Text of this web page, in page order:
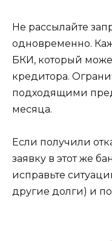
Не рассылайте
одновременно.
БКИ, который
кредитора.
подходящими
месяца.
Если получили
заявку в этот же
исправьте
другие долги) и